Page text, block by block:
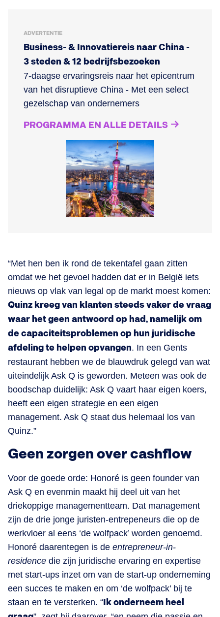
ADVERTENTIE
Business- & Innovatiereis naar China -
3 steden & 12 bedrijfsbezoeken
7-daagse ervaringsreis naar het epicentrum
van het disruptieve China - Met een select
gezelschap van ondernemers
PROGRAMMA EN ALLE DETAILS
“Met hen ben ik rond de tekentafel gaan zitten
omdat we het gevoel hadden dat er in België iets
nieuws op vlak van legal op de markt moest komen:
Quinz kreeg van klanten steeds vaker de vraag
waar het geen antwoord op had, namelijk om
de capaciteitsproblemen op hun juridische
afdeling te helpen opvangen. In een Gents
restaurant hebben we de blauwdruk gelegd van wat
uiteindelijk Ask Q is geworden. Meteen was ook de
boodschap duidelijk: Ask Q vaart haar eigen koers,
heeft een eigen strategie en een eigen
management. Ask Q staat dus helemaal los van
Quinz.”
Geen zorgen over cashflow
Voor de goede orde: Honoré is geen founder van
Ask Q en evenmin maakt hij deel uit van het
driekoppige managementteam. Dat management
zijn de drie jonge juristen-entrepeneurs die op de
werkvloer al eens ‘de wolfpack’ worden genoemd.
Honoré daarentegen is de entrepreneur-in-
residence die zijn juridische ervaring en expertise
met start-ups inzet om van de start-up onderneming
een succes te maken en om ‘de wolfpack’ bij te
staan en te versterken. “Ik onderneem heel